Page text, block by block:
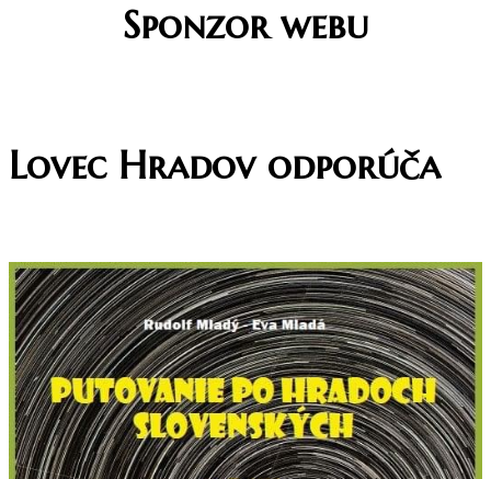
Sponzor webu
Lovec Hradov odporúča